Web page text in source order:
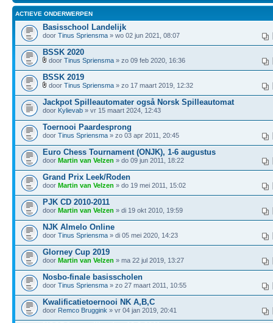
ACTIEVE ONDERWERPEN
Basisschool Landelijk
door Tinus Spriensma » wo 02 jun 2021, 08:07
BSSK 2020
door Tinus Spriensma » zo 09 feb 2020, 16:36
BSSK 2019
door Tinus Spriensma » zo 17 maart 2019, 12:32
Jackpot Spilleautomater også Norsk Spilleautomat
door Kylievab » vr 15 maart 2024, 12:43
Toernooi Paardesprong
door Tinus Spriensma » zo 03 apr 2011, 20:45
Euro Chess Tournament (ONJK), 1-6 augustus
door Martin van Velzen » do 09 jun 2011, 18:22
Grand Prix Leek/Roden
door Martin van Velzen » do 19 mei 2011, 15:02
PJK CD 2010-2011
door Martin van Velzen » di 19 okt 2010, 19:59
NJK Almelo Online
door Tinus Spriensma » di 05 mei 2020, 14:23
Glorney Cup 2019
door Martin van Velzen » ma 22 jul 2019, 13:27
Nosbo-finale basisscholen
door Tinus Spriensma » zo 27 maart 2011, 10:55
Kwalificatietoernooi NK A,B,C
door Remco Bruggink » vr 04 jan 2019, 20:41